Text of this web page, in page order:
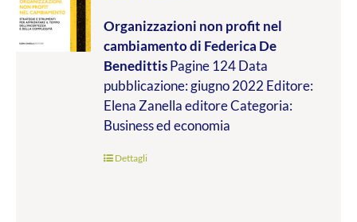
prezzo:
da
€9.99
a
€17.00
Organizzazioni non profit nel
cambiamentodi Federica De
BenedittisPagine 124 Data
pubblicazione: giugno 2022 Editore:
Elena Zanella editore Categoria:
Business ed economia
Dettagli